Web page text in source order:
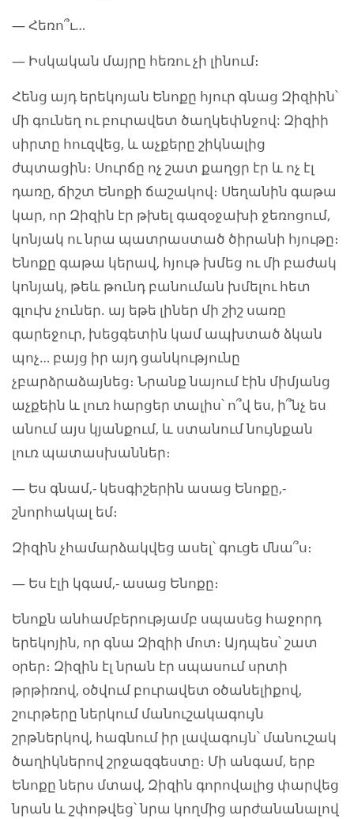
— Հեռո՞ւ…
— Իսկական մայրը հեռու չի լինում։
Հենց այդ երեկոյան Ենոքը հյուր գնաց Զիզիին՝
մի գունեղ ու բուրավետ ծաղկեփնջով: Զիզիի
սիրտը հուզվեց, և աչքերը շիկնալից
ժպտացին։ Սուրճը ոչ շատ քաղցր էր և ոչ էլ
դառը, ճիշտ Ենոքի ճաշակով։ Սեղանին գաթա
կար, որ Զիզին էր թխել գազօջախի ջեռոցում,
կոնյակ ու նրա պատրաստած ծիրանի հյութը։
Ենոքը գաթա կերավ, հյութ խմեց ու մի բաժակ
կոնյակ, թեև թունդ բանուման խմելու հետ
գլուխ չուներ. այ եթե լիներ մի շիշ սառը
գարեջուր, խեցգետին կամ ապխտած ձկան
պոչ… բայց իր այդ ցանկությունը
չբարձրաձայնեց։ Նրանք նայում էին միմյանց
աչքեին և լուռ հարցեր տալիս՝ ո՞վ ես, ի՞նչ ես
անում այս կյանքում, և ստանում նույնքան
լուռ պատասխաններ։
— Ես գնամ,- կեսգիշերին ասաց Ենոքը,-
շնորհակալ եմ։
Զիզին չհամարձակվեց ասել՝ գուցե մնա՞ս։
— Ես էլի կգամ,- ասաց Ենոքը։
Ենոքն անհամբերությամբ սպասեց հաջորդ
երեկոյին, որ գնա Զիզիի մոտ։ Այդպես՝ շատ
օրեր։ Զիզին էլ նրան էր սպասում սրտի
թրթիռով, օծվում բուրավետ օծանելիքով,
շուրթերը ներկում մանուշակագույն
շրթներկով, հագնում իր լավագույն՝ մանուշակ
ծաղիկներով շրջազգեստը։ Մի անգամ, երբ
Ենոքը ներս մտավ, Զիզին գորովալից փարվեց
նրան և շփոթվեց՝ նրա կողմից արժանանալով